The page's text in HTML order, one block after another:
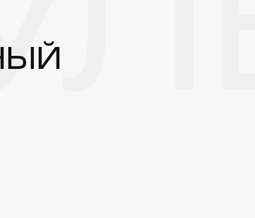
украшения не реже одного раза в месяц, а также регулярно